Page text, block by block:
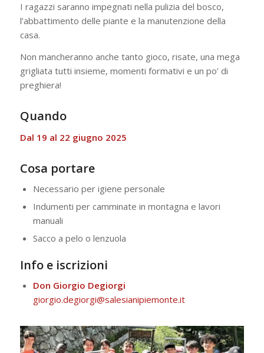
I ragazzi saranno impegnati nella pulizia del bosco,
l’abbattimento delle piante e la manutenzione della
casa.
Non mancheranno anche tanto gioco, risate, una mega
grigliata tutti insieme, momenti formativi e un po’ di
preghiera!
Quando
Dal 19 al 22 giugno 2025
Cosa portare
Necessario per igiene personale
Indumenti per camminate in montagna e lavori
manuali
Sacco a pelo o lenzuola
Info e iscrizioni
Don Giorgio Degiorgi
giorgio.degiorgi@salesianipiemonte.it